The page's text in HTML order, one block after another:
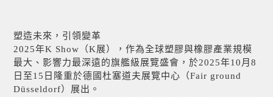
塑造未來，引領變革
2025年K Show（K展），作為全球塑膠與橡膠產業規模
最大、影響力最深遠的旗艦級展覽盛會，於2025年10月8
日至15日隆重於德國杜塞道夫展覽中心（Fair ground
Düsseldorf）展出。